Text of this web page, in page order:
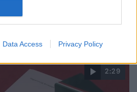
Data Access Privacy Policy
kapott, de a helyiek
zaj veszélyezteti a Duna-part
2:29